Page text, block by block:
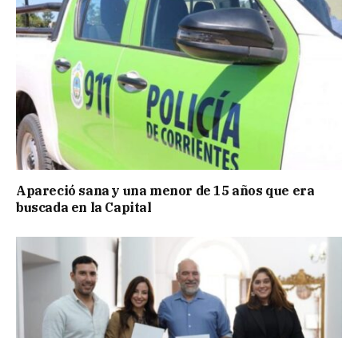
Apareció sana y una menor de 15 años que era
buscada en la Capital